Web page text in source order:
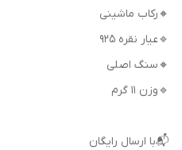
🔸رکاب ماشینی
🔹عیار نقره 925
🔸سنگ اصلی
🔹وزن ۱۱ گرم
📬با ارسال رایگان